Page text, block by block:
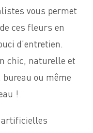
vous permet
ces fleurs en
d’entretien.
chic, naturelle et
ou même
!
artificielles